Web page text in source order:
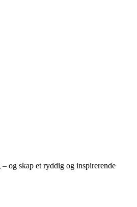
og skap et ryddig og inspirerende